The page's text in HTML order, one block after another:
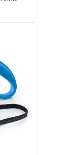
pavadu
kvalitāti un
drošākas
pavadu!
visā Latvijā!